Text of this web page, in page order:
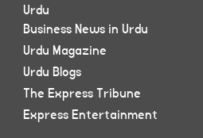
Urdu
Business News in Urdu
Urdu Magazine
Urdu Blogs
The Express Tribune
Express Entertainment